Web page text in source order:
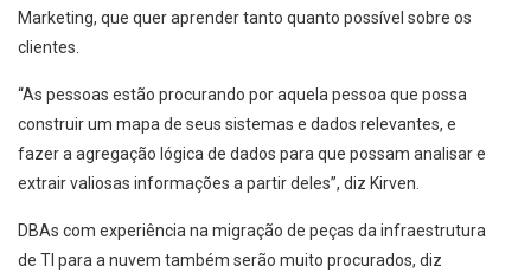
Marketing, que quer aprender tanto quanto possível sobre os
clientes.
“As pessoas estão procurando por aquela pessoa que possa
construir um mapa de seus sistemas e dados relevantes, e
fazer a agregação lógica de dados para que possam analisar e
extrair valiosas informações a partir deles”, diz Kirven.
DBAs com experiência na migração de peças da infraestrutura
de TI para a nuvem também serão muito procurados, diz